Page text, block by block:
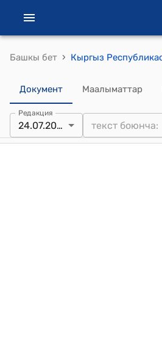
Башкы бет ›
Документ Маалыматтар
Редакция
24.07.2024